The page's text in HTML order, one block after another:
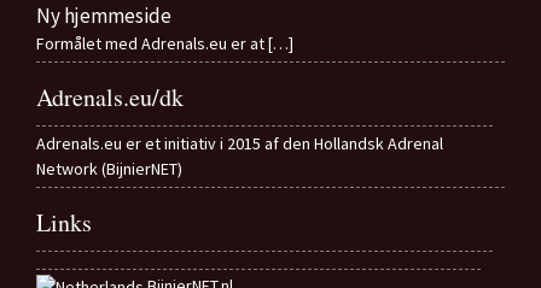
Ny hjemmeside
Formålet med Adrenals.eu er at[…]
Adrenals.eu/dk
Adrenals.eu er et initiativ i 2015 af den Hollandsk Adrenal
Network (BijnierNET)
Links